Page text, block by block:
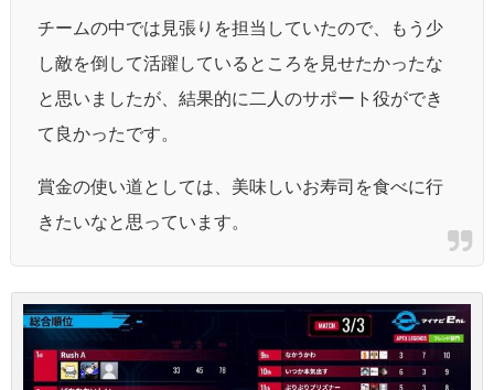
チームの中では見張りを担当していたので、もう少
し敵を倒して活躍しているところを見せたかったな
と思いましたが、結果的に二人のサポート役ができ
て良かったです。
賞金の使い道としては、美味しいお寿司を食べに行
きたいなと思っています。